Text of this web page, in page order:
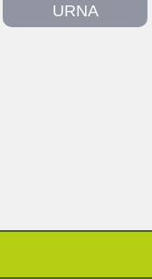
URNA